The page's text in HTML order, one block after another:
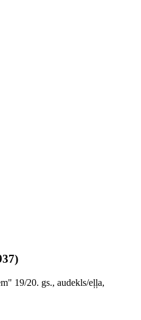
19/20. gs., audekls/eļļa,